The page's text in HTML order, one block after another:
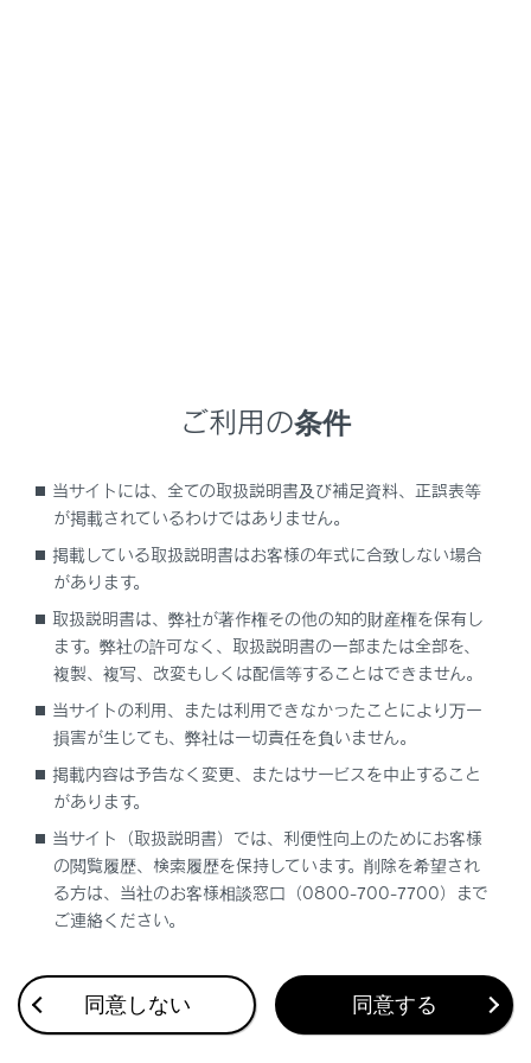
バックガイドモニターについて
サイドビューについて
バックガイド＆サイドモニターの注意点
故障とお考えになる前に
合わせて見られているページ
VICS・交通情報
目的地に設定する場所の検索
ご利用の条件
当サイトには、全ての取扱説明書及び補足資料、正誤表等
が掲載されているわけではありません。
掲載している取扱説明書はお客様の年式に合致しない場合
があります。
取扱説明書は、弊社が著作権その他の知的財産権を保有し
ます。弊社の許可なく、取扱説明書の一部または全部を、
複製、複写、改変もしくは配信等することはできません。
当サイトの利用、または利用できなかったことにより万一
損害が生じても、弊社は一切責任を負いません。
掲載内容は予告なく変更、またはサービスを中止すること
があります。
当サイト（取扱説明書）では、利便性向上のためにお客様
の閲覧履歴、検索履歴を保持しています。削除を希望され
る方は、当社のお客様相談窓口（0800-700-7700）まで
ご連絡ください。
同意しない 同意する